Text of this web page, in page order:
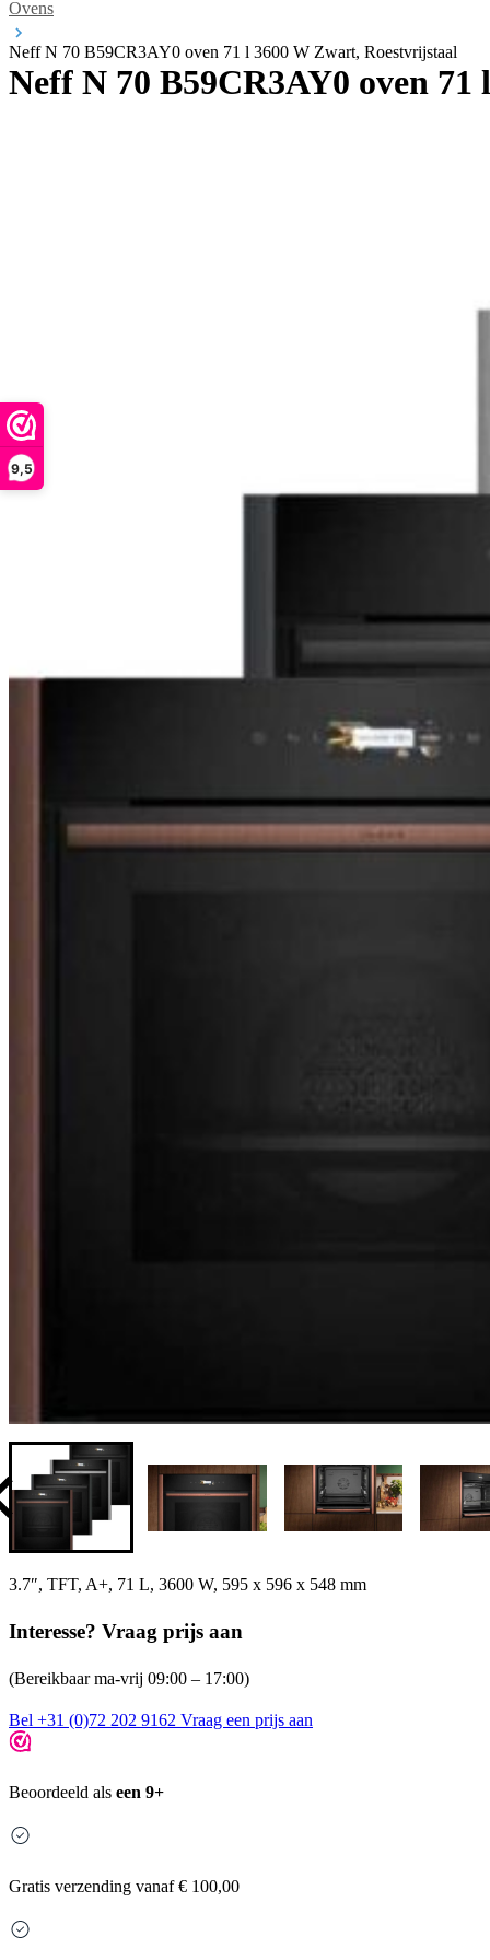
9,5
Ovens
Neff N 70 B59CR3AY0 oven 71 l 3600 W Zwart, Roestvrijstaal
Neff N 70 B59CR3AY0 oven
3.7″, TFT, A+, 71 L, 3600 W, 595 x 596 x 548 mm
Interesse? Vraag prijs aan
(Bereikbaar ma-vrij 09:00 – 17:00)
Bel +31 (0)72 202 9162 Vraag een prijs aan
Beoordeeld als een 9+
Gratis verzending vanaf € 100,00